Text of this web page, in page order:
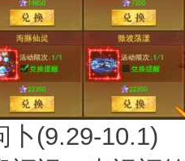
(9.29-10.1)